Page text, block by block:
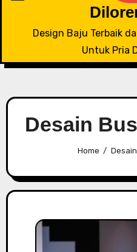
Design Baju Terbaik
Untuk Pria
Desain
Home